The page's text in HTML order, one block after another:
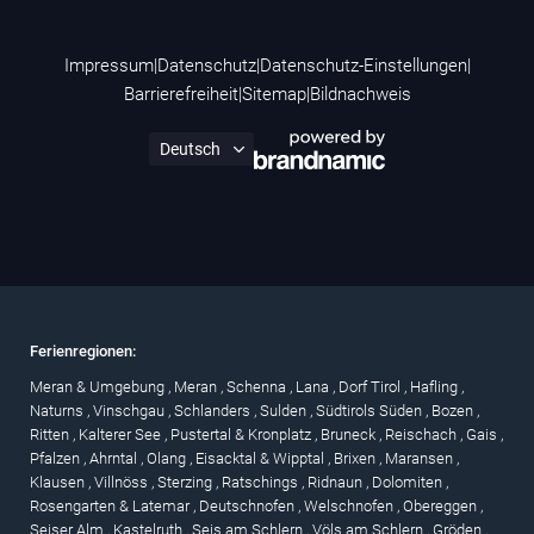
Impressum|Datenschutz|Datenschutz-Einstellungen|
Barrierefreiheit|Sitemap|Bildnachweis
Ferienregionen:
Meran & Umgebung , Meran , Schenna , Lana , Dorf Tirol , Hafling ,
Naturns , Vinschgau , Schlanders , Sulden , Südtirols Süden , Bozen ,
Ritten , Kalterer See , Pustertal & Kronplatz , Bruneck , Reischach , Gais ,
Pfalzen , Ahrntal , Olang , Eisacktal & Wipptal , Brixen , Maransen ,
Klausen , Villnöss , Sterzing , Ratschings , Ridnaun , Dolomiten ,
Rosengarten & Latemar , Deutschnofen , Welschnofen , Obereggen ,
Seiser Alm , Kastelruth , Seis am Schlern , Völs am Schlern , Gröden ,